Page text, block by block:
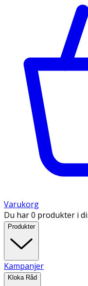
Varukorg
Du har 0 produkter i
Produkter
Kampanjer
Kloka Råd